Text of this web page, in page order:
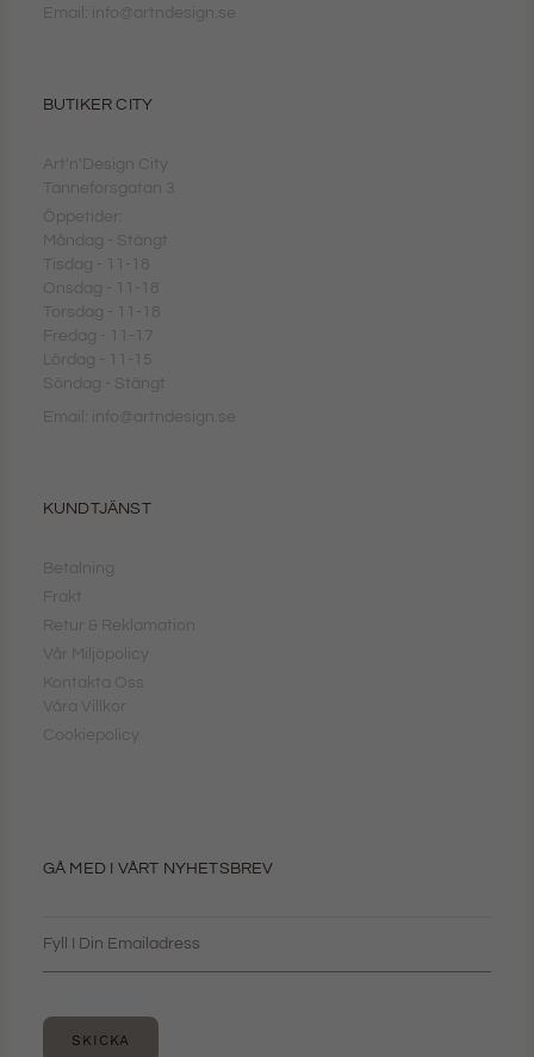
Email: info@artndesign.se
BUTIKER CITY
Art'n'Design City
Tanneforsgatan 3
Öppetider:
Måndag - Stängt
Tisdag - 11-18
Onsdag - 11-18
Torsdag - 11-18
Fredag - 11-17
Lördag - 11-15
Söndag - Stängt
Email: info@artndesign.se
KUNDTJÄNST
Betalning
Frakt
Retur & Reklamation
Vår Miljöpolicy
Kontakta Oss
Våra Villkor
Cookiepolicy
GÅ MED I VÅRT NYHETSBREV
SKICKA